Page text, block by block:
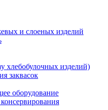
и слоеных изделий
хлебобулочных изделий)
заквасок
оборудование